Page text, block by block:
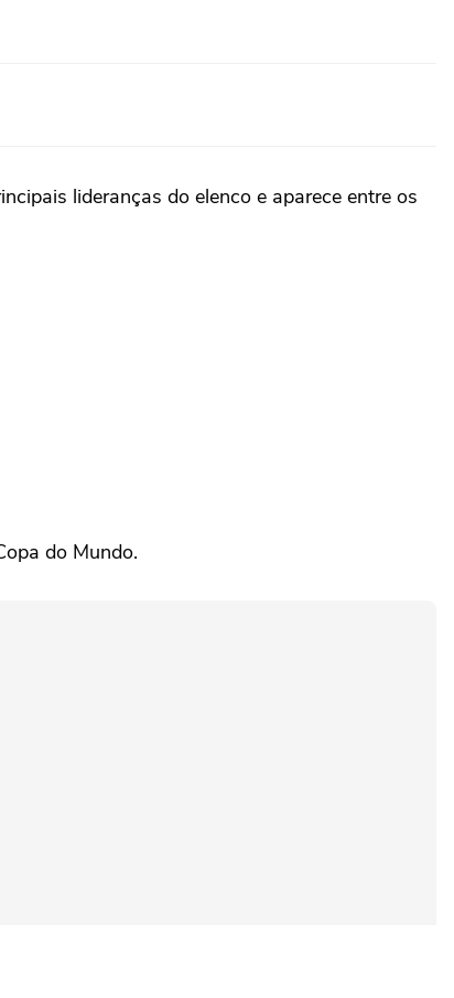
lideranças do elenco e aparece entre os
do Mundo.